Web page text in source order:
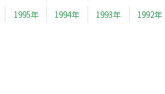
1995年 1994年 1993年 1992年